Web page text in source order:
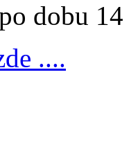
dobu
....